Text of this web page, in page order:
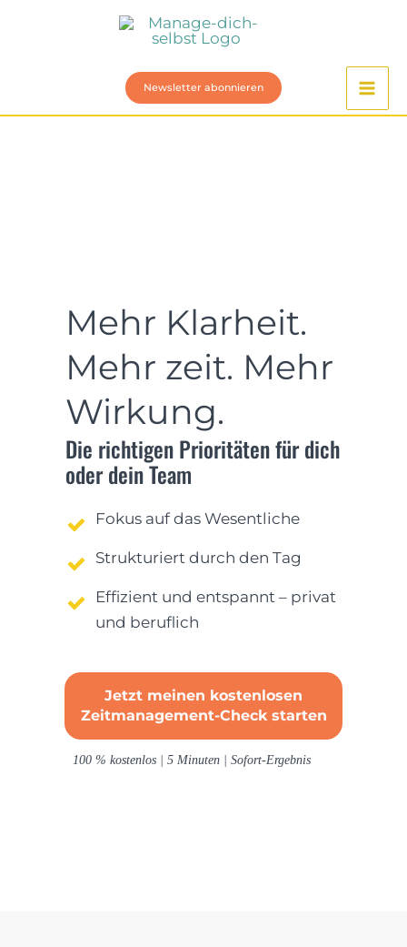
Newsletter abonnieren
Mehr Klarheit.
Mehr zeit. Mehr
Wirkung.
Die richtigen Prioritäten für dich
oder dein Team
Fokus auf das Wesentliche
Strukturiert durch den Tag
Effizient und entspannt – privat
und beruflich
Jetzt meinen kostenlosen
Zeitmanagement-Check starten
100 % kostenlos | 5 Minuten | Sofort-Ergebnis